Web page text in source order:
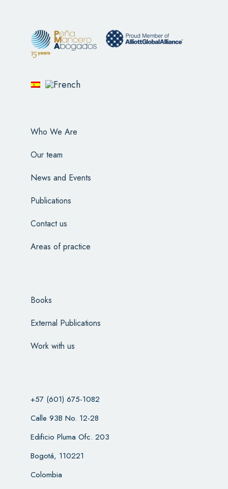
Who We Are
Our team
News and Events
Publications
Contact us
Areas of practice
Books
External Publications
Work with us
+57 (601) 675-1082
Calle 93B No. 12-28
Edificio Pluma Ofc. 203
Bogotá, 110221
Colombia